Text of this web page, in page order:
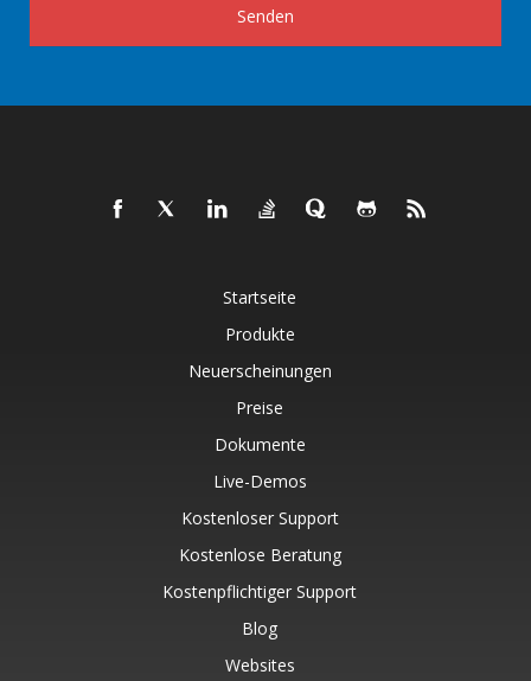
Senden
Startseite
Produkte
Neuerscheinungen
Preise
Dokumente
Live-Demos
Kostenloser Support
Kostenlose Beratung
Kostenpflichtiger Support
Blog
Websites